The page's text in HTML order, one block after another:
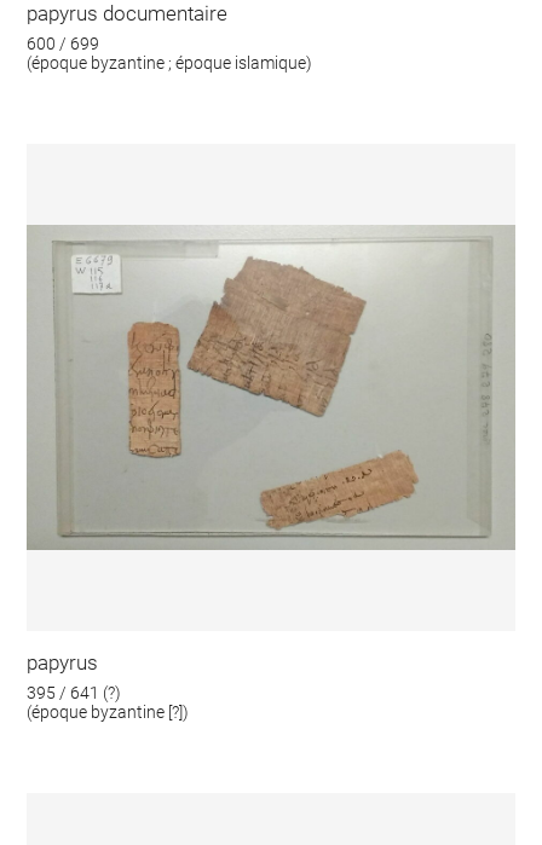
papyrus documentaire
600 / 699
(époque byzantine ; époque islamique)
papyrus
395 / 641 (?)
(époque byzantine [?])